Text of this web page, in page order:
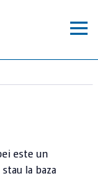
este un
la baza